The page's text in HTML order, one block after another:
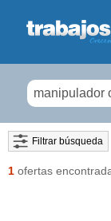
Filtrar búsqueda
1 ofertas